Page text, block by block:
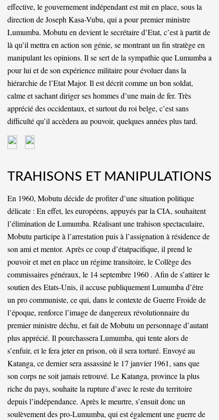
effective, le gouvernement indépendant est mit en place, sous la
direction de Joseph Kasa-Vubu, qui a pour premier ministre
Lumumba. Mobutu en devient le secrétaire d’Etat, c’est à partit de
là qu’il mettra en action son génie, se montrant un fin stratège en
manipulant les opinions. Il se sert de la sympathie que Lumumba a
pour lui et de son expérience militaire pour évoluer dans la
hiérarchie de l’Etat Major. Il est décrit comme un bon soldat,
calme et sachant diriger ses hommes d’une main de fer. Très
apprécié des occidentaux, et surtout du roi belge, c’est sans
difficulté qu’il accèdera au pouvoir, quelques années plus tard.
TRAHISONS ET MANIPULATIONS
En 1960, Mobutu décide de profiter d’une situation politique
délicate : En effet, les européens, appuyés par la CIA, souhaitent
l’élimination de Lumumba. Réalisant une trahison spectaculaire,
Mobutu participe à l’arrestation puis à l’assignation à résidence de
son ami et mentor. Après cecoup d’étatpacifique, il prend le
pouvoir et met en place un régime transitoire, le Collège des
commissaires généraux, le 14 septembre 1960 . Afin de s’attirer le
soutien des Etats-Unis, il accuse publiquement Lumumba d’être
un pro communiste, ce qui, dans le contexte de Guerre Froide de
l’époque, renforce l’image de dangereux révolutionnaire du
premier ministre déchu, et fait de Mobutu un personnage d’autant
plus apprécié. Il pourchassera Lumumba, qui tente alors de
s’enfuir, et le fera jeter en prison, où il sera torturé. Envoyé au
Katanga, ce dernier sera assassiné le 17 janvier 1961, sans que
son corps ne soit jamais retrouvé. Le Katanga, province la plus
riche du pays, souhaite la rupture d’avec le reste du territoire
depuis l’indépendance. Après le meurtre, s’ensuit donc un
soulèvement des pro-Lumumba, qui est également une guerre de